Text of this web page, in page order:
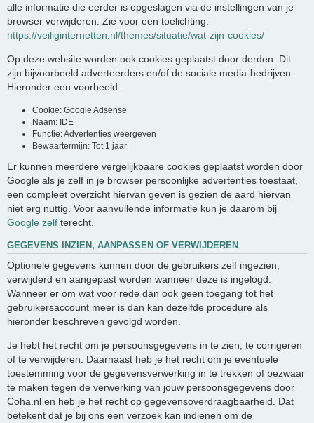
alle informatie die eerder is opgeslagen via de instellingen van je
browser verwijderen. Zie voor een toelichting:
https://veiliginternetten.nl/themes/situatie/wat-zijn-cookies/
Op deze website worden ook cookies geplaatst door derden. Dit
zijn bijvoorbeeld adverteerders en/of de sociale media-bedrijven.
Hieronder een voorbeeld:
Cookie: Google Adsense
Naam: IDE
Functie: Advertenties weergeven
Bewaartermijn: Tot 1 jaar
Er kunnen meerdere vergelijkbaare cookies geplaatst worden door
Google als je zelf in je browser persoonlijke advertenties toestaat,
een compleet overzicht hiervan geven is gezien de aard hiervan
niet erg nuttig. Voor aanvullende informatie kun je daarom bij
Google zelf terecht.
GEGEVENS INZIEN, AANPASSEN OF VERWIJDEREN
Optionele gegevens kunnen door de gebruikers zelf ingezien,
verwijderd en aangepast worden wanneer deze is ingelogd.
Wanneer er om wat voor rede dan ook geen toegang tot het
gebruikersaccount meer is dan kan dezelfde procedure als
hieronder beschreven gevolgd worden.
Je hebt het recht om je persoonsgegevens in te zien, te corrigeren
of te verwijderen. Daarnaast heb je het recht om je eventuele
toestemming voor de gegevensverwerking in te trekken of bezwaar
te maken tegen de verwerking van jouw persoonsgegevens door
Coha.nl en heb je het recht op gegevensoverdraagbaarheid. Dat
betekent dat je bij ons een verzoek kan indienen om de